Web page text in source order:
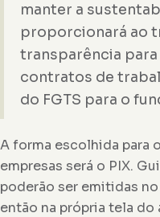
manter a
proporcionará ao
transparência
contratos de
do FGTS para o
A forma escolhida para
empresas será o PIX.
poderão ser emitidas
então na própria tela